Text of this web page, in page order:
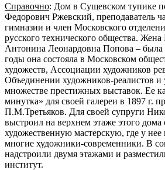
Справочно: Дом в Сущевском тупике
Федорович Ржевский, преподаватель
гимназии и член Московского
русского технического общества.
Антонина Леонардовна Попова –
годы она состояла в Московском
художеств, Ассоциации художников
Объединении художников-реалистов и
множестве престижных выставок. Ее
минутка» для своей галереи в 1897 г.
П.М.Третьяков. Для своей супруги
выстроил на верхнем этаже этого
художественную мастерскую, где у
многие художники-современники. В
надстроили двумя этажами и
институт.